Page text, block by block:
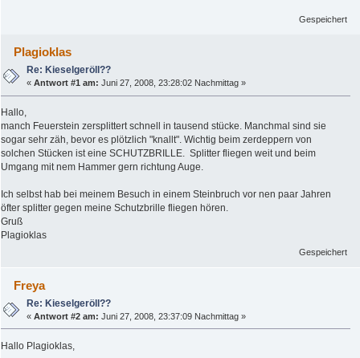
Gespeichert
Plagioklas
Re: Kieselgeröll??
«Antwort #1 am: Juni 27, 2008, 23:28:02 Nachmittag »
Hallo,
manch Feuerstein zersplittert schnell in tausend stücke. Manchmal sind sie
sogar sehr zäh, bevor es plötzlich "knallt". Wichtig beim zerdeppern von
solchen Stücken ist eine SCHUTZBRILLE. Splitter fliegen weit und beim
Umgang mit nem Hammer gern richtung Auge.
Ich selbst hab bei meinem Besuch in einem Steinbruch vor nen paar Jahren
öfter splitter gegen meine Schutzbrille fliegen hören.
Gruß
Plagioklas
Gespeichert
Freya
Re: Kieselgeröll??
«Antwort #2 am: Juni 27, 2008, 23:37:09 Nachmittag »
Hallo Plagioklas,